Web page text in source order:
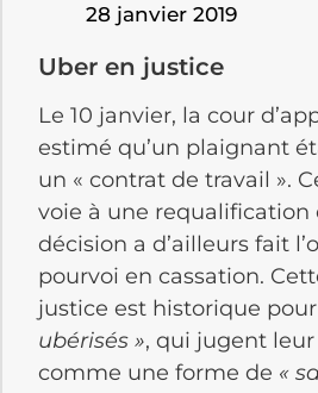
28 janvier 2019
Uber en justice
Le 10 janvier, la cour
estimé qu’un plaignant
un « contrat de travail ».
voie à une requalification
décision a d’ailleurs fait
pourvoi en cassation.
justice est historique
ubérisés », qui jugent
comme une forme de «